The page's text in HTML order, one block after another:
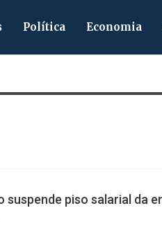
Política Economia
suspende piso salarial da